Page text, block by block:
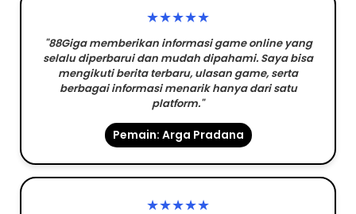
★★★★★
"88Giga memberikan informasi game online yang
selalu diperbarui dan mudah dipahami. Saya bisa
mengikuti berita terbaru, ulasan game, serta
berbagai informasi menarik hanya dari satu
platform."
Pemain: Arga Pradana
★★★★★